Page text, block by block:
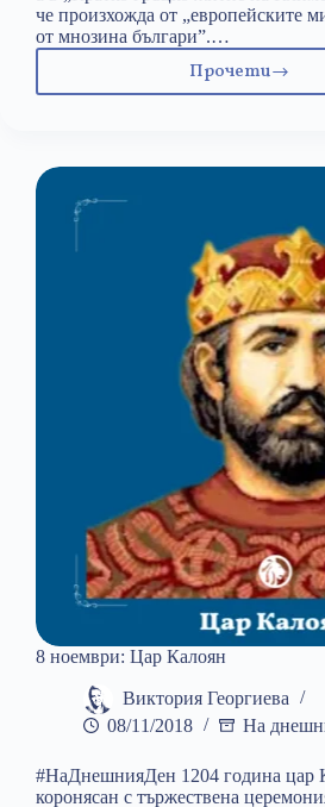
че произхожда от „европейските
от мнозина българи”.…
Прочети
Свети
8 ноември: Цар Калоян
Виктория Георгиева
08/11/2018
На
#НаДнешнияДен 1204 година цар
коронясан с тържествена